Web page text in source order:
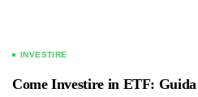
INVESTIRE
Come Investire in ETF: